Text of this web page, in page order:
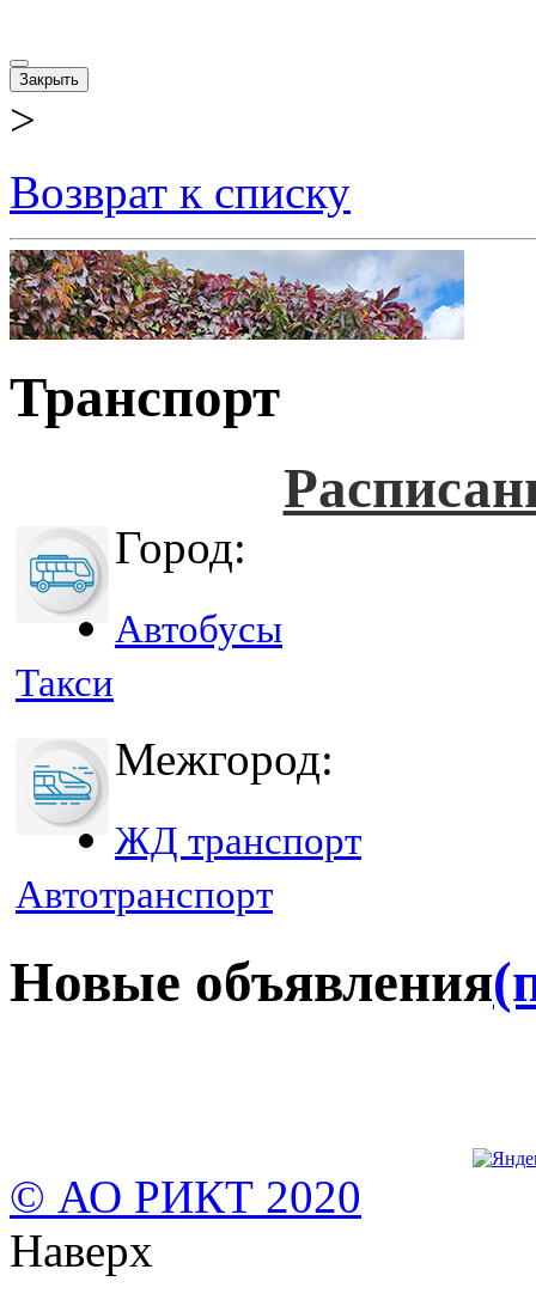
Закрыть
>
Возврат к списку
Транспорт
Город:
Автобусы
Такси
Межгород:
ЖД транспорт
Автотранспорт
Новые объявления
© АО РИКТ 2020
Наверх